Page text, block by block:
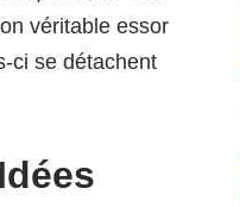
véritable essor
ci se détachent